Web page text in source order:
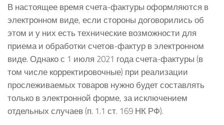
В настоящее время счета-фактуры оформляются в
электронном виде, если стороны договорились об
этом и у них есть технические возможности для
приема и обработки счетов-фактур в электронном
виде. Однако с 1 июля 2021 года счета-фактуры (в
том числе корректировочные) при реализации
прослеживаемых товаров нужно будет составлять
только в электронной форме, за исключением
отдельных случаев (п. 1.1 ст. 169 НК РФ).